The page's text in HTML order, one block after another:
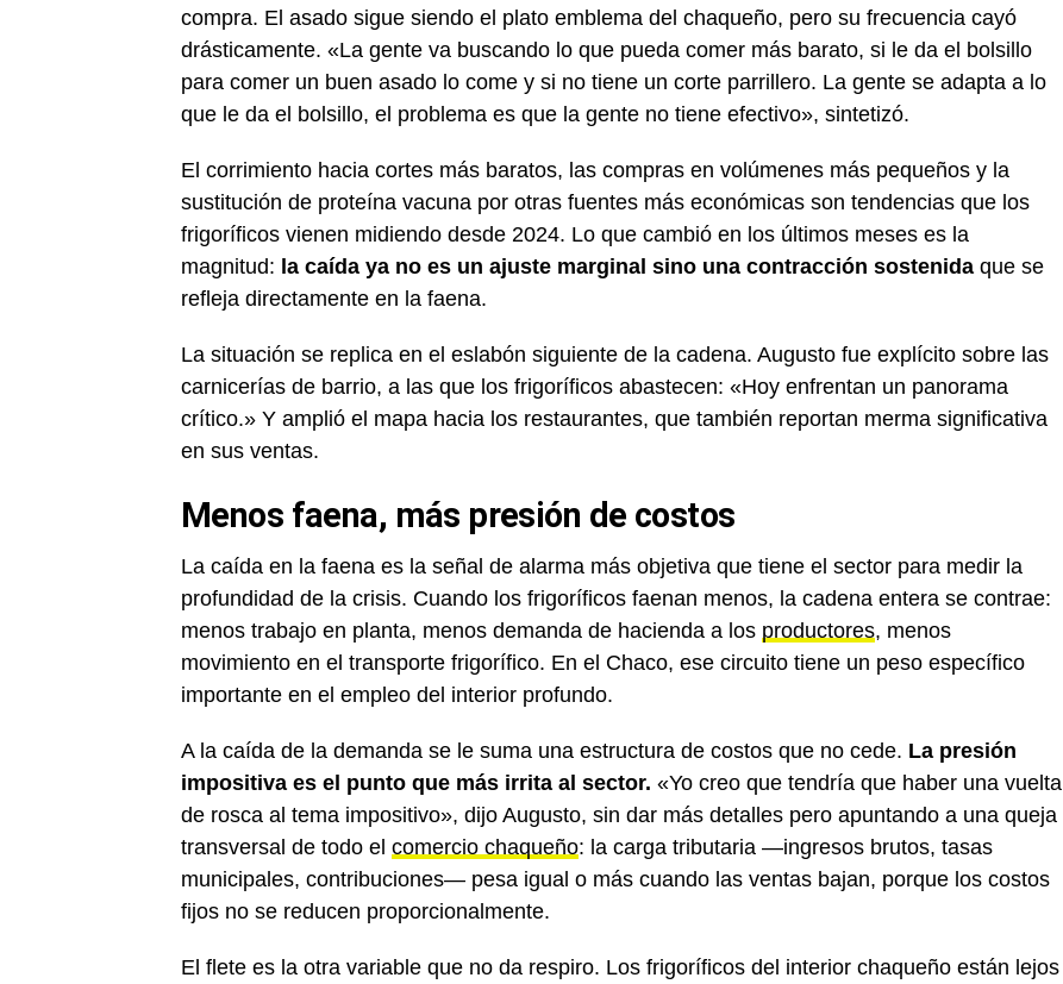
compra. El asado sigue siendo el plato emblema del chaqueño, pero su frecuencia cayó
drásticamente. «La gente va buscando lo que pueda comer más barato, si le da el bolsillo
para comer un buen asado lo come y si no tiene un corte parrillero. La gente se adapta a lo
que le da el bolsillo, el problema es que la gente no tiene efectivo», sintetizó.
El corrimiento hacia cortes más baratos, las compras en volúmenes más pequeños y la
sustitución de proteína vacuna por otras fuentes más económicas son tendencias que los
frigoríficos vienen midiendo desde 2024. Lo que cambió en los últimos meses es la
magnitud: la caída ya no es un ajuste marginal sino una contracción sostenida que se
refleja directamente en la faena.
La situación se replica en el eslabón siguiente de la cadena. Augusto fue explícito sobre las
carnicerías de barrio, a las que los frigoríficos abastecen: «Hoy enfrentan un panorama
crítico.» Y amplió el mapa hacia los restaurantes, que también reportan merma significativa
en sus ventas.
Menos faena, más presión de costos
La caída en la faena es la señal de alarma más objetiva que tiene el sector para medir la
profundidad de la crisis. Cuando los frigoríficos faenan menos, la cadena entera se contrae:
menos trabajo en planta, menos demanda de hacienda a los productores, menos
movimiento en el transporte frigorífico. En el Chaco, ese circuito tiene un peso específico
importante en el empleo del interior profundo.
A la caída de la demanda se le suma una estructura de costos que no cede. La presión
impositiva es el punto que más irrita al sector. «Yo creo que tendría que haber una vuelta
de rosca al tema impositivo», dijo Augusto, sin dar más detalles pero apuntando a una queja
transversal de todo el comercio chaqueño: la carga tributaria —ingresos brutos, tasas
municipales, contribuciones— pesa igual o más cuando las ventas bajan, porque los costos
fijos no se reducen proporcionalmente.
El flete es la otra variable que no da respiro. Los frigoríficos del interior chaqueño están lejos